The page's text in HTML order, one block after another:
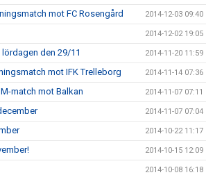
mot FC Rosengård 2014-12-03 09:40
2014-12-02 19:05
den 29/11 2014-11-20 11:59
mot IFK Trelleborg 2014-11-14 07:36
match mot Balkan 2014-11-07 07:11
2014-11-07 07:04
2014-10-22 11:17
2014-10-15 12:09
2014-10-08 16:18